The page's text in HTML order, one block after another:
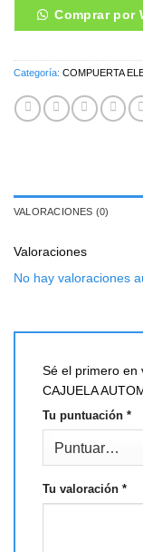
Comprar por
Categoría: COMPUERTA
VALORACIONES (0)
Valoraciones
No hay valoraciones
Sé el primero en
CAJUELA
Tu puntuación *
Tu valoración *